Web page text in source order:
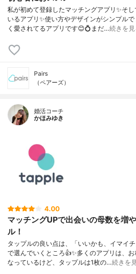
私が初めて登録したマッチングアプリ✨そ
いるアプリ✨使い方やデザインがシンプル
く愛されてるアプリです😊💍まだ…続きを見
Pairs
（ペアーズ）
婚活コーチ
かほみゆき
4.00
マッチングUPで出会いの母数を増
ル！
タップルの良い点は、「いいかも、イマイ
で選んでいくところ👍✨多くのアプリは、
なっているけど、タップルは1枚の…続きを